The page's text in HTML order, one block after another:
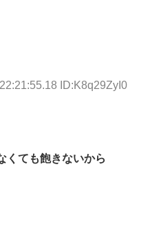
ID:K8q29ZyI0
くても飽きないから